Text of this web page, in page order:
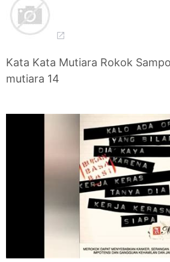
Kata Kata Mutiara Rokok
mutiara 14